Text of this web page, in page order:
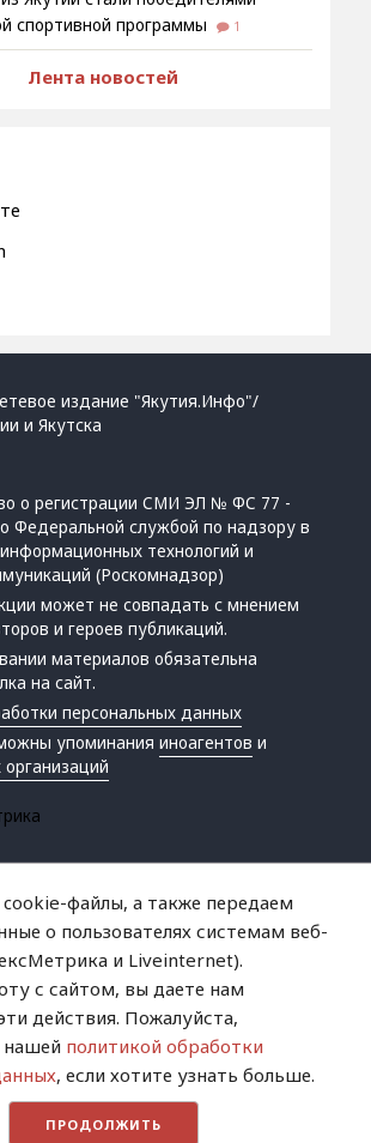
спортивной программы
1
Лента новостей
издание "Якутия.Инфо"/
и Якутска
о регистрации СМИ ЭЛ № ФС 77 -
Федеральной службой по надзору в
технологий и
(Роскомнадзор)
может не совпадать с мнением
и героев публикаций.
материалов обязательна
на сайт.
персональных данных
упоминанияиноагентов и
файлы, а также передаем
о пользователях системам веб-
и Liveinternet).
с сайтом, вы даете нам
действия. Пожалуйста,
нашей политикой обработки
, если хотите узнать больше.
ПРОДОЛЖИТЬ